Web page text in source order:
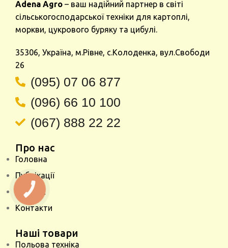
Adena Agro – ваш надійний партнер в світі
сільськогосподарської техніки для картоплі,
моркви, цукрового буряку та цибулі.
35306, Україна, м.Рівне, с.Колоденка, вул.Свободи
26
(095) 07 06 877
(096) 66 10 100
(067) 888 22 22
Про нас
Головна
Публікації
Про нас
Контакти
Наші товари
Польова техніка
КНОПКА
ЗВ'ЯЗКУ